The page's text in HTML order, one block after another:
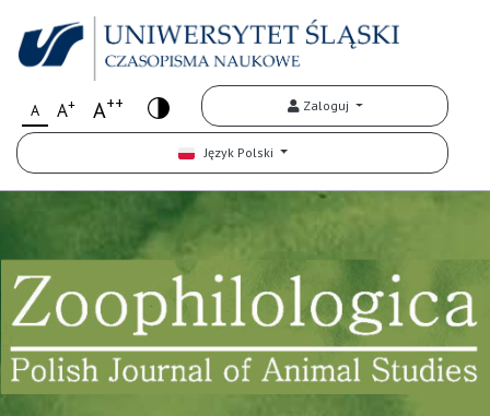
A A+ A++ Zaloguj
Język Polski